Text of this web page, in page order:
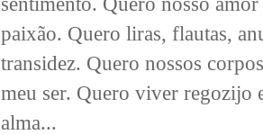
paixão. Quero liras, flautas,
transidez. Quero nossos
meu ser. Quero viver regozijo
alma...